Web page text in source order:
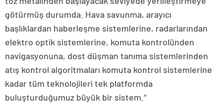
götürmüş durumda. Hava savunma, arayıcı
başlıklardan haberleşme sistemlerine, radarlarından
elektro optik sistemlerine, komuta kontrolünden
navigasyonuna, dost düşman tanıma sistemlerinden
atış kontrol algoritmaları komuta kontrol sistemlerine
kadar tüm teknolojileri tek platformda
buluşturduğumuz büyük bir sistem.”